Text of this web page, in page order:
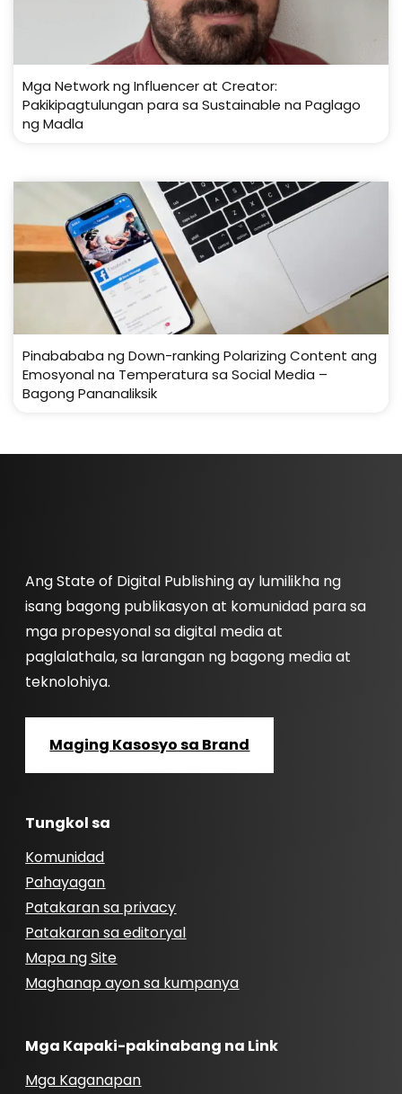
Mga Network ng Influencer at Creator:
Pakikipagtulungan para sa Sustainable na Paglago
ng Madla
Pinabababa ng Down-ranking Polarizing Content ang
Emosyonal na Temperatura sa Social Media –
Bagong Pananaliksik
Ang State of Digital Publishing ay lumilikha ng
isang bagong publikasyon at komunidad para sa
mga propesyonal sa digital media at
paglalathala, sa larangan ng bagong media at
teknolohiya.
Maging Kasosyo sa Brand
Tungkol sa
Komunidad
Pahayagan
Patakaran sa privacy
Patakaran sa editoryal
Mapa ng Site
Maghanap ayon sa kumpanya
Mga Kapaki-pakinabang na Link
Mga Kaganapan